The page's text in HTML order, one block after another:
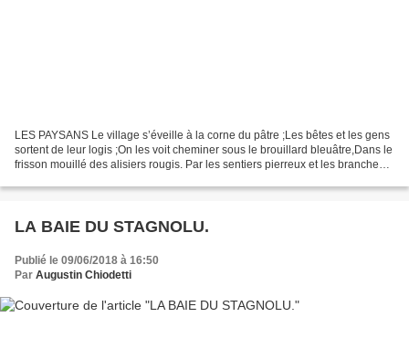
LES PAYSANS Le village s’éveille à la corne du pâtre ;Les bêtes et les gens
sortent de leur logis ;On les voit cheminer sous le brouillard bleuâtre,Dans le
frisson mouillé des alisiers rougis. Par les sentiers pierreux et les branches
LA BAIE DU STAGNOLU.
Publié le 09/06/2018 à 16:50
Par Augustin Chiodetti